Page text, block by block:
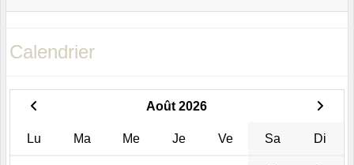
Calendrier
Août 2026
Lu Ma Me Je Ve Sa Di